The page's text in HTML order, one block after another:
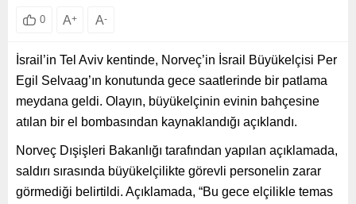
0 A+ A-
İsrail’in Tel Aviv kentinde, Norveç’in İsrail Büyükelçisi Per
Egil Selvaag’ın konutunda gece saatlerinde bir patlama
meydana geldi. Olayın, büyükelçinin evinin bahçesine
atılan bir el bombasından kaynaklandığı açıklandı.
Norveç Dışişleri Bakanlığı tarafından yapılan açıklamada,
saldırı sırasında büyükelçilikte görevli personelin zarar
görmediği belirtildi. Açıklamada, “Bu gece elçilikle temas